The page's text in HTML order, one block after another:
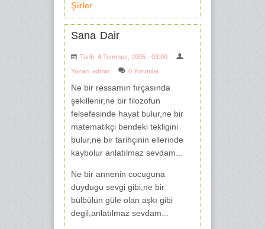
Şiirler
Sana Dair
Tarih: 4 Temmuz, 2005 - 03:00
Yazan: admin 0 Yorumlar
Ne bir ressamın fırçasında
şekillenir,ne bir filozofun
felsefesinde hayat bulur,ne bir
matematikçi bendeki tekligini
bulur,ne bir tarihçinin ellerinde
kaybolur anlatılmaz sevdam...
Ne bir annenin cocuguna
duydugu sevgi gibi,ne bir
bülbülün güle olan aşkı gibi
degil,anlatılmaz sevdam...